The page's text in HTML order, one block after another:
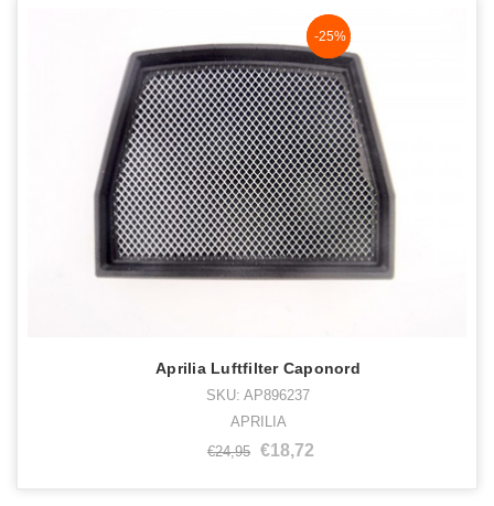
NaN%
-25%
Aprilia Luftfilter Caponord
SKU: AP896237
APRILIA
€24,95 €18,72